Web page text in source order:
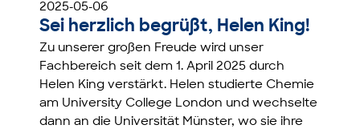
2025-05-06
Sei herzlich begrüßt, Helen King!
Zu unserer großen Freude wird unser
Fachbereich seit dem 1. April 2025 durch
Helen King verstärkt. Helen studierte Chemie
am University College London und wechselte
dann an die Universität Münster, wo sie ihre